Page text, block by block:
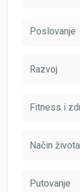
Poslovanje
Razvoj
Fitness i
Način života
Putovanje